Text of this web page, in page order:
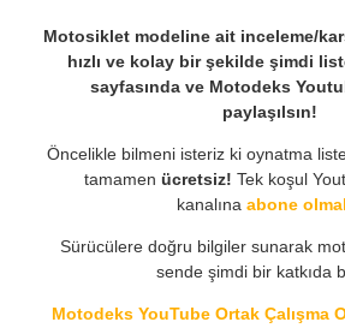
Motosiklet modeline ait inceleme/
hızlı ve kolay bir şekilde şimdi
sayfasında ve Motodeks
paylaşılsın!
Öncelikle bilmeni isteriz ki oynatma
tamamen ücretsiz! Tek koşul
kanalına abone
Sürücülere doğru bilgiler sunarak
sende şimdi bir katkıda
Motodeks YouTube Ortak Çalışma